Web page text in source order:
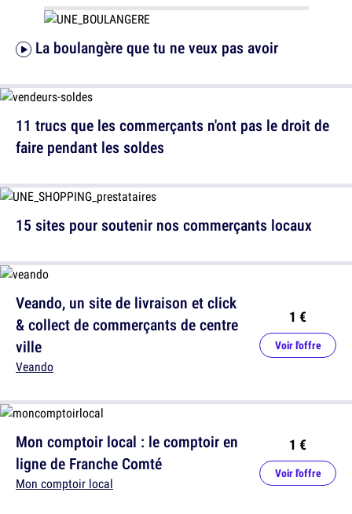
La boulangère que tu ne veux pas avoir
Mon comptoir local : le comptoir en
ligne de Franche Comté
Mon comptoir local
1 €
Voir l'offre
11 trucs que les commerçants n'ont pas le droit de
faire pendant les soldes
15 sites pour soutenir nos commerçants locaux
Veando, un site de livraison et click
& collect de commerçants de centre
ville
Veando
1 €
Voir l'offre